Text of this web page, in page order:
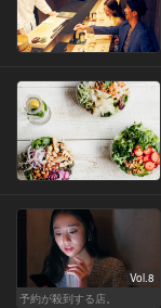
Vol.8
予約が殺到する店。